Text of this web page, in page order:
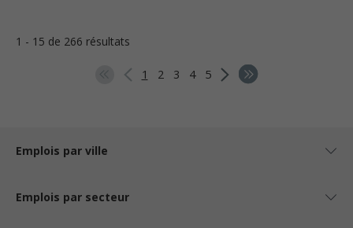
1 - 15 de 266 résultats
1 2 3 4 5
Emplois par ville
Emplois par secteur